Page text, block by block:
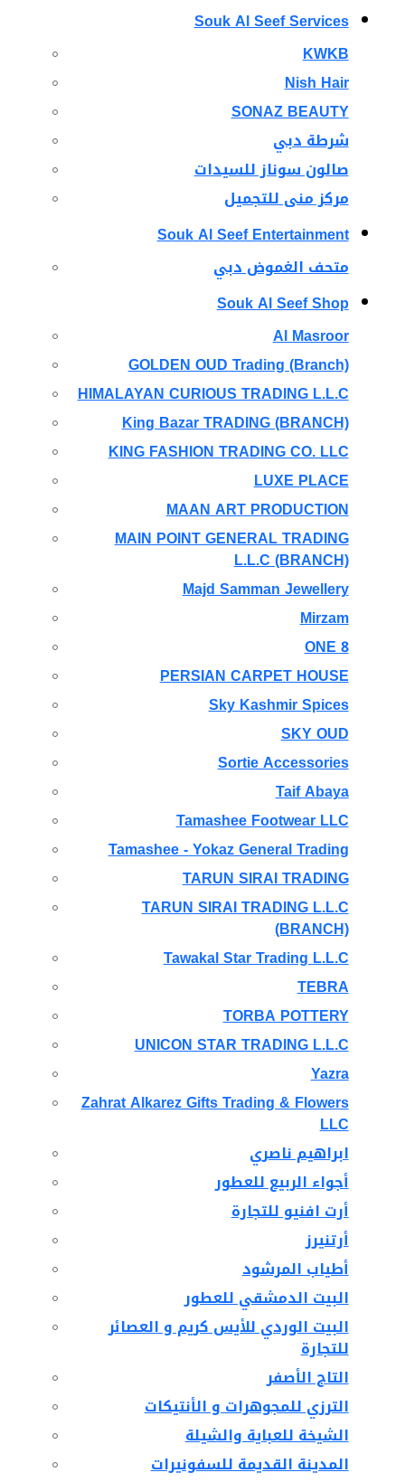
Souk Al Seef Services
KWKB
Nish Hair
SONAZ BEAUTY
شرطة دبي
صالون سوناز للسيدات
مركز منى للتجميل
Souk Al Seef Entertainment
متحف الغموض دبي
Souk Al Seef Shop
Al Masroor
GOLDEN OUD Trading (Branch)
HIMALAYAN CURIOUS TRADING L.L.C
King Bazar TRADING (BRANCH)
KING FASHION TRADING CO. LLC
LUXE PLACE
MAAN ART PRODUCTION
MAIN POINT GENERAL TRADING
L.L.C (BRANCH)
Majd Samman Jewellery
Mirzam
ONE 8
PERSIAN CARPET HOUSE
Sky Kashmir Spices
SKY OUD
Sortie Accessories
Taif Abaya
Tamashee Footwear LLC
Tamashee - Yokaz General Trading
TARUN SIRAI TRADING
TARUN SIRAI TRADING L.L.C
(BRANCH)
Tawakal Star Trading L.L.C
TEBRA
TORBA POTTERY
UNICON STAR TRADING L.L.C
Yazra
Zahrat Alkarez Gifts Trading & Flowers
LLC
ابراهيم ناصري
أجواء الربيع للعطور
أرت افنيو للتجارة
أرتنيرز
أطياب المرشود
البيت الدمشقي للعطور
البيت الوردي للأيس كريم و العصائر
للتجارة
التاج الأصفر
الترزي للمجوهرات و الأنتيكات
الشيخة للعباية والشيلة
المدينة القديمة للسفونيرات